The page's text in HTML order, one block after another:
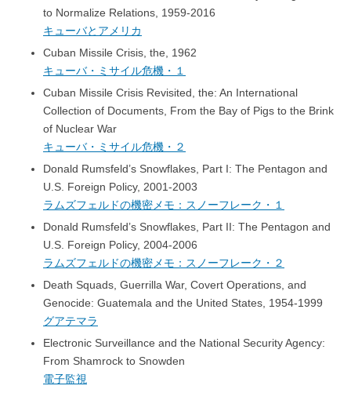
to Normalize Relations, 1959-2016
キューバとアメリカ
Cuban Missile Crisis, the, 1962
キューバ・ミサイル危機・１
Cuban Missile Crisis Revisited, the: An International
Collection of Documents, From the Bay of Pigs to the Brink
of Nuclear War
キューバ・ミサイル危機・２
Donald Rumsfeld’s Snowflakes, Part I: The Pentagon and
U.S. Foreign Policy, 2001-2003
ラムズフェルドの機密メモ：スノーフレーク・１
Donald Rumsfeld’s Snowflakes, Part II: The Pentagon and
U.S. Foreign Policy, 2004-2006
ラムズフェルドの機密メモ：スノーフレーク・２
Death Squads, Guerrilla War, Covert Operations, and
Genocide: Guatemala and the United States, 1954-1999
グアテマラ
Electronic Surveillance and the National Security Agency:
From Shamrock to Snowden
電子監視